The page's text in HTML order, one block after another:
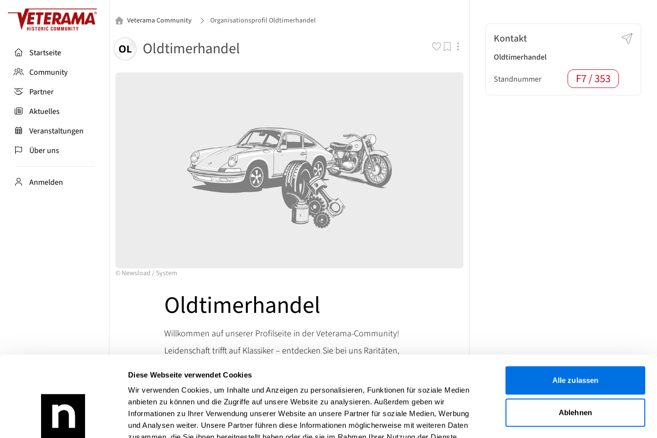
Diese Webseite verwendet Cookies
Wir verwenden Cookies, um Inhalte und Anzeigen zu personalisieren, Funktionen für soziale Medien
anbieten zu können und die Zugriffe auf unsere Website zu analysieren. Außerdem geben wir
Informationen zu Ihrer Verwendung unserer Website an unsere Partner für soziale Medien, Werbung
und Analysen weiter. Unsere Partner führen diese Informationen möglicherweise mit weiteren Daten
Alle zulassen
Ablehnen
Startseite
Community
Partner
Aktuelles
Veranstaltungen
Über uns
Anmelden
Veterama Community Organisationsprofil Oldtimerhandel
Oldtimerhandel
© Newsload / System
Oldtimerhandel
Willkommen auf unserer Profilseite in der Veterama-Community!
Leidenschaft trifft auf Klassiker – entdecken Sie bei uns Raritäten,
lassen. Besuchen Sie uns auf der VETERAMA und tauchen Sie ein in
die Welt klassischen Raritäten.
Bei Rückfragen erreichen Sie uns über unsere Kontaktdaten.
Produktangebot:Kawasaki Dreizylinder Zweitakt
Kontakt
Oldtimerhandel
Standnummer F7 / 353